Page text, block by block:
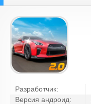
Разработчик:
Версия андроид: